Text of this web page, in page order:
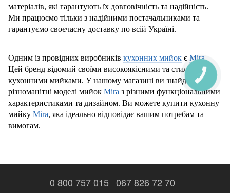
матеріалів, які гарантують їх довговічність та надійність.
Ми працюємо тільки з надійними постачальниками та
гарантуємо своєчасну доставку по всій Україні.
Одним із провідних виробників кухонних мийок є Mira.
Цей бренд відомий своїми високоякісними та стильними
кухонними мийками. У нашому магазині ви знайдете
різноманітні моделі мийок Mira з різними функціональними
характеристиками та дизайном. Ви можете купити кухонну
мийку Mira, яка ідеально відповідає вашим потребам та
вимогам.
0 800 757 015 067 826 72 70
КНОПКА
ЗВ'ЯЗКУ